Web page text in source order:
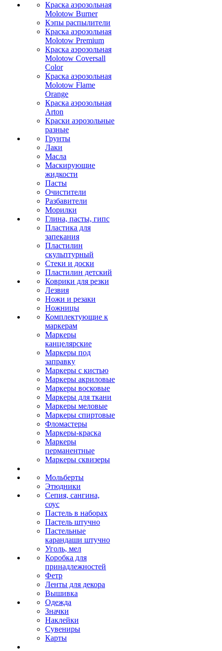
Краска аэрозольная
Molotow Burner
Кэпы распылители
Краска аэрозольная
Molotow Premium
Краска аэрозольная
Molotow Coversall
Color
Краска аэрозольная
Molotow Flame
Orange
Краска аэрозольная
Arton
Краски аэрозольные
разные
Грунты
Лаки
Масла
Маскирующие
жидкости
Пасты
Очистители
Разбавители
Морилки
Глина, пасты, гипс
Пластика для
запекания
Пластилин
скульптурный
Стеки и доски
Пластилин детский
Коврики для резки
Лезвия
Ножи и резаки
Ножницы
Комплектующие к
маркерам
Маркеры
канцелярские
Маркеры под
заправку
Маркеры с кистью
Маркеры акриловые
Маркеры восковые
Маркеры для ткани
Маркеры меловые
Маркеры спиртовые
Фломастеры
Маркеры-краска
Маркеры
перманентные
Маркеры сквизеры
Мольберты
Этюдники
Сепия, сангина,
соус
Пастель в наборах
Пастель штучно
Пастельные
карандаши штучно
Уголь, мел
Коробка для
принадлежностей
Фетр
Ленты для декора
Вышивка
Одежда
Значки
Наклейки
Сувениры
Карты